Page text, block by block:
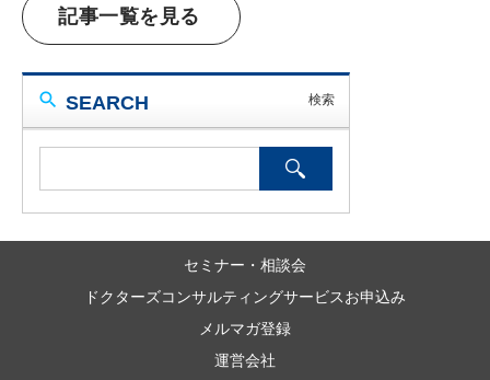
記事一覧を見る
SEARCH
セミナー・相談会
ドクターズコンサルティングサービスお申込み
メルマガ登録
運営会社